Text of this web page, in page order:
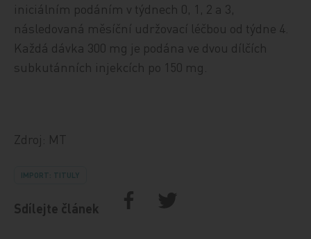
iniciálním podáním v týdnech 0, 1, 2 a 3,
následovaná měsíční udržovací léčbou od týdne 4.
Každá dávka 300 mg je podána ve dvou dílčích
subkutánních injekcích po 150 mg.
Zdroj: MT
IMPORT: TITULY
Sdílejte článek